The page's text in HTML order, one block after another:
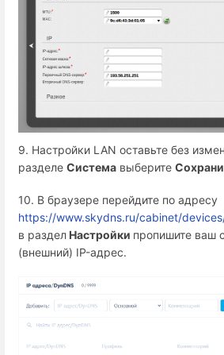
9. Настройки LAN оставьте без
разделе Система выберите
10. В браузере перейдите по адресу
https://www.skydns.ru/cabinet/
в раздел Настройки пропишите ваш
(внешний) IP-адрес.